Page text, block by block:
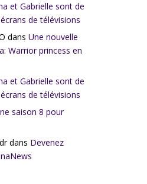
et Gabrielle sont de
de télévisions
dans Une nouvelle
Warrior princess en
et Gabrielle sont de
de télévisions
saison 8 pour
dans Devenez